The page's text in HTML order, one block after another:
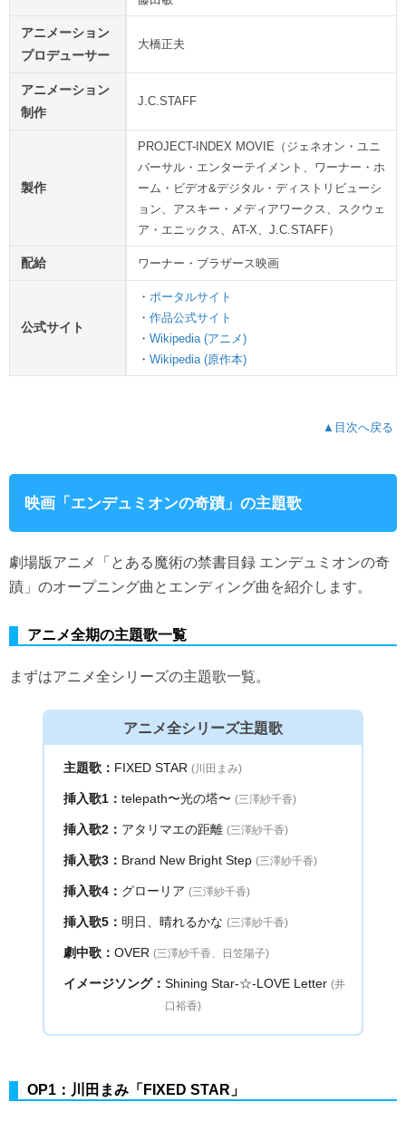
アニメーション
プロデューサー
大橋正夫
アニメーション
制作
J.C.STAFF
製作
PROJECT-INDEX MOVIE（ジェネオン・ユニ
バーサル・エンターテイメント、ワーナー・ホ
ーム・ビデオ&デジタル・ディストリビューシ
ョン、アスキー・メディアワークス、スクウェ
ア・エニックス、AT-X、J.C.STAFF）
配給 ワーナー・ブラザース映画
公式サイト
・ ポータルサイト
・ 作品公式サイト
・ Wikipedia (アニメ)
・ Wikipedia (原作本)
▲目次へ戻る
映画「エンデュミオンの奇蹟」の主題歌
劇場版アニメ「とある魔術の禁書目録 エンデュミオンの奇
蹟」のオープニング曲とエンディング曲を紹介します。
アニメ全期の主題歌一覧
まずはアニメ全シリーズの主題歌一覧。
アニメ全シリーズ主題歌
主題歌： FIXED STAR(川田まみ)
挿入歌1：telepath〜光の塔〜(三澤紗千香)
挿入歌2： アタリマエの距離(三澤紗千香)
挿入歌3： Brand New Bright Step(三澤紗千香)
挿入歌4： グローリア(三澤紗千香)
挿入歌5： 明日、晴れるかな(三澤紗千香)
劇中歌：OVER(三澤紗千香、日笠陽子)
イメージソング：Shining Star-☆-LOVE Letter(井
口裕香)
OP1：川田まみ「FIXED STAR」